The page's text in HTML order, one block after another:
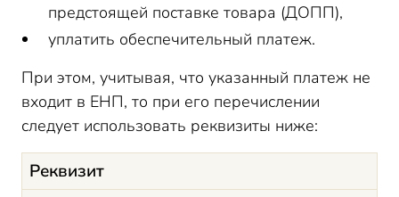
предстоящей поставке товара (ДОПП),
уплатить обеспечительный платеж.
При этом, учитывая, что указанный платеж не
входит в ЕНП, то при его перечислении
следует использовать реквизиты ниже:
Реквизит